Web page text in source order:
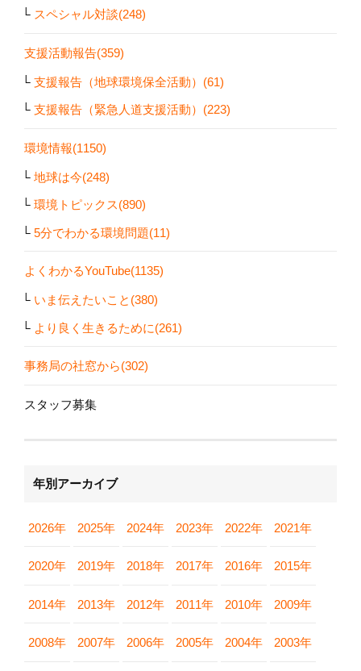
スペシャル対談(248)
支援活動報告(359)
支援報告（地球環境保全活動）(61)
支援報告（緊急人道支援活動）(223)
環境情報(1150)
地球は今(248)
環境トピックス(890)
5分でわかる環境問題(11)
よくわかるYouTube(1135)
いま伝えたいこと(380)
より良く生きるために(261)
事務局の社窓から(302)
スタッフ募集
年別アーカイブ
2026年 2025年 2024年 2023年 2022年 2021年
2020年 2019年 2018年 2017年 2016年 2015年
2014年 2013年 2012年 2011年 2010年 2009年
2008年 2007年 2006年 2005年 2004年 2003年